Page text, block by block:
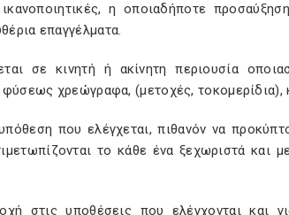
η οποιαδήποτε
επαγγέλματα.
σε κινητή ή ακίνητη περιουσία
χρεώγραφα, (μετοχές, τοκομερίδια),
που ελέγχεται, πιθανόν να
το κάθε ένα ξεχωριστά και
στις υποθέσεις που ελέγχονται και